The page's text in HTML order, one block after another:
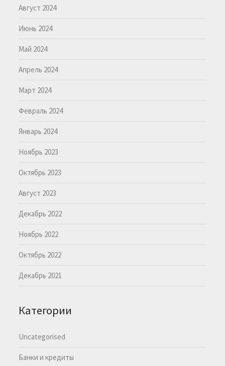
Август 2024
Июнь 2024
Май 2024
Апрель 2024
Март 2024
Февраль 2024
Январь 2024
Ноябрь 2023
Октябрь 2023
Август 2023
Декабрь 2022
Ноябрь 2022
Октябрь 2022
Декабрь 2021
Категории
Uncategorised
Банки и кредиты